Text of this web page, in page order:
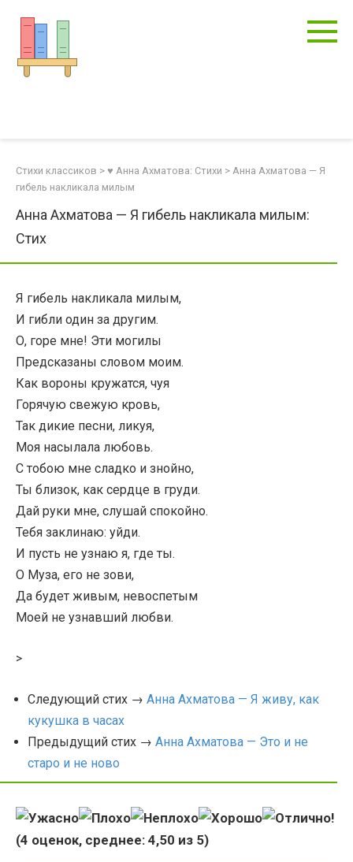
контенту
Стихи классиков > ♥ Анна Ахматова: Стихи > Анна Ахматова — Я
гибель накликала милым
Анна Ахматова — Я гибель накликала милым:
Стих
Я гибель накликала милым,
И гибли один за другим.
О, горе мне! Эти могилы
Предсказаны словом моим.
Как вороны кружатся, чуя
Горячую свежую кровь,
Так дикие песни, ликуя,
Моя насылала любовь.
С тобою мне сладко и знойно,
Ты близок, как сердце в груди.
Дай руки мне, слушай спокойно.
Тебя заклинаю: уйди.
И пусть не узнаю я, где ты.
О Муза, его не зови,
Да будет живым, невоспетым
Моей не узнавший любви.
>
Следующий стих → Анна Ахматова — Я живу, как
кукушка в часах
Предыдущий стих → Анна Ахматова — Это и не
старо и не ново
(4 оценок, среднее: 4,50 из 5)